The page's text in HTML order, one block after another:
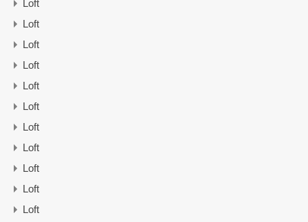
Loft
Loft
Loft
Loft
Loft
Loft
Loft
Loft
Loft
Loft
Loft